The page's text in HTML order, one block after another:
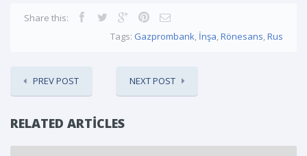
Share this:
Tags: Gazprombank, İnşa,Rönesans,Rus
PREV POST NEXT POST
RELATED ARTICLES